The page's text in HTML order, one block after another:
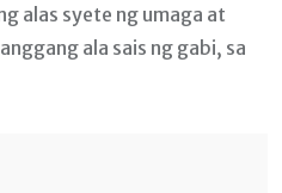
alas syete ng umaga at
ala sais ng gabi, sa